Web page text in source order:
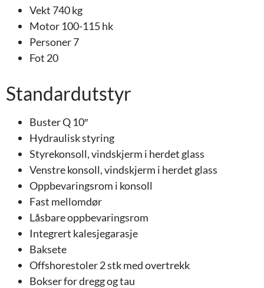
Vekt 740 kg
Motor 100-115 hk
Personer 7
Fot 20
Standardutstyr
Buster Q 10″
Hydraulisk styring
Styrekonsoll, vindskjerm i herdet glass
Venstre konsoll, vindskjerm i herdet glass
Oppbevaringsrom i konsoll
Fast mellomdør
Låsbare oppbevaringsrom
Integrert kalesjegarasje
Baksete
Offshorestoler 2 stk med overtrekk
Bokser for dregg og tau